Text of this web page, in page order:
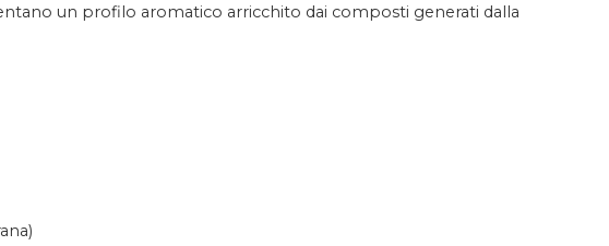
un profilo aromatico arricchito dai composti generati dalla